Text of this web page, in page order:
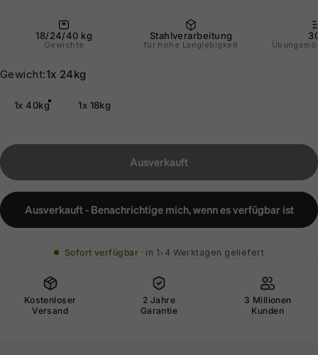
18/24/40 kg
Gewichte
Stahlverarbeitung
für hohe Langlebigkeit
Gewicht
Gewicht:1x 24kg
1x 40kg 1x 18kg
Ausverkauft
Ausverkauft - Benachrichtige mich, wenn es verfügbar ist
Sofort verfügbar in 1-4 Werktagen geliefert
Kostenloser
Versand
2 Jahre
Garantie
3 Millionen
Kunden